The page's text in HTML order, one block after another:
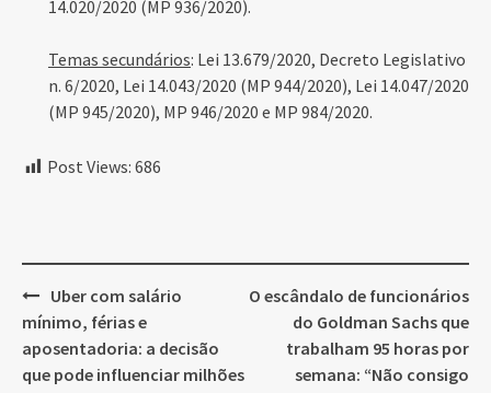
14.020/2020 (MP 936/2020).
Temas secundários: Lei 13.679/2020, Decreto Legislativo
n. 6/2020, Lei 14.043/2020 (MP 944/2020), Lei 14.047/2020
(MP 945/2020), MP 946/2020 e MP 984/2020.
Post Views: 686
Post
navigation
Uber com salário
mínimo, férias e
aposentadoria: a decisão
que pode influenciar milhões
O escândalo de funcionários
do Goldman Sachs que
trabalham 95 horas por
semana: “Não consigo